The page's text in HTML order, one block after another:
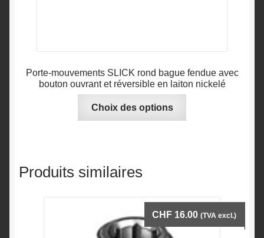
Porte-mouvements SLICK rond bague fendue avec
bouton ouvrant et réversible en laiton nickelé
Choix des options
peuvent
être
Produits similaires
CHF 16.00 (TVA excl.)